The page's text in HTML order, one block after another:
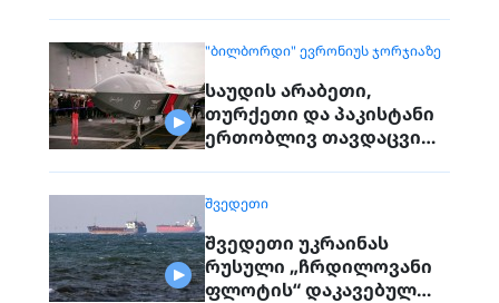
მოქალაქეებს
"ᲑᲘᲚᲑᲝᲠᲓᲘ" ᲔᲕᲠᲝᲜᲘᲣᲡ ᲯᲝᲠᲯᲘᲐᲖᲔ
საუდის არაბეთი,
თურქეთი და პაკისტანი
ერთობლივ თავდაცვით
ᲨᲕᲔᲓᲔᲗᲘ
შვედეთი უკრაინას
რუსული „ჩრდილოვანი
ფლოტის“ დაკავებულ